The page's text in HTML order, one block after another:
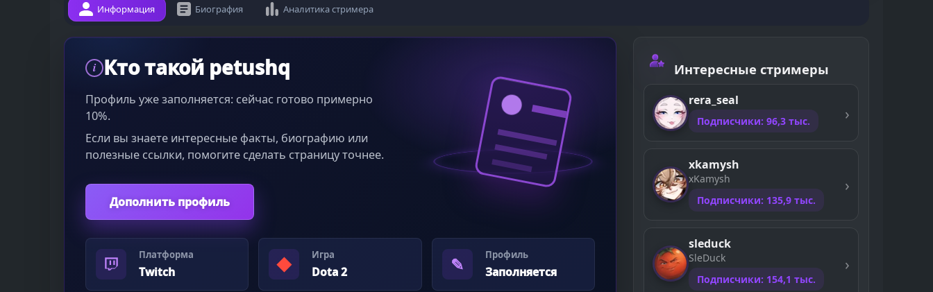
Информация Биография Аналитика стримера
i Кто такой petushq
Профиль уже заполняется: сейчас готово примерно
10%.
Если вы знаете интересные факты, биографию или
полезные ссылки, помогите сделать страницу точнее.
Дополнить профиль
Платформа
Twitch ◆ Игра
Dota 2 ✎ Профиль
Заполняется
Интересные стримеры
rera_seal
Подписчики: 96,3 тыс.
xkamysh
xKamysh
Подписчики: 135,9 тыс.
sleduck
SleDuck
Подписчики: 154,1 тыс.